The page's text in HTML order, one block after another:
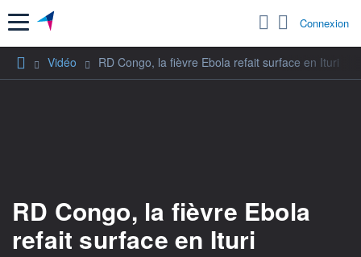
Menu Connexion
Vidéo RD Congo, la fièvre Ebola refait surface en Ituri
RD Congo, la fièvre Ebola
refait surface en Ituri